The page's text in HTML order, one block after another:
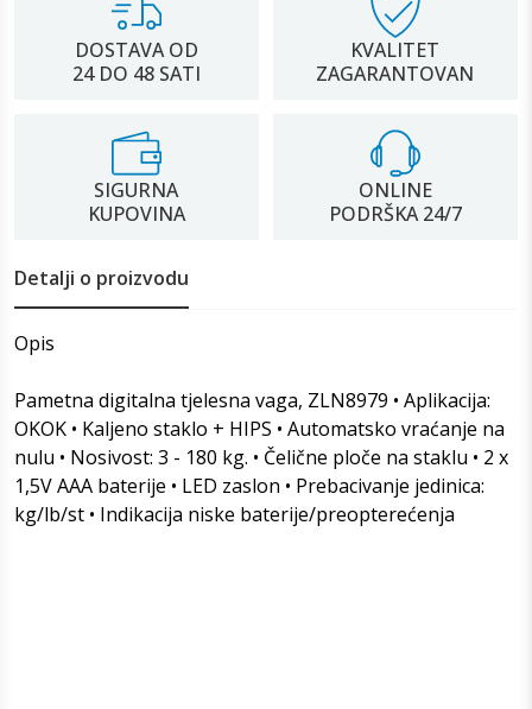
DOSTAVA OD
24 DO 48 SATI
KVALITET
ZAGARANTOVAN
SIGURNA
KUPOVINA
ONLINE
PODRŠKA 24/7
Detalji o proizvodu
Opis
Pametna digitalna tjelesna vaga, ZLN8979 • Aplikacija:
OKOK • Kaljeno staklo + HIPS • Automatsko vraćanje na
nulu • Nosivost: 3 - 180 kg. • Čelične ploče na staklu • 2 x
1,5V AAA baterije • LED zaslon • Prebacivanje jedinica:
kg/lb/st • Indikacija niske baterije/preopterećenja